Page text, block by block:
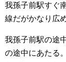
我孫子前駅すぐ
線だがかなり広
我孫子前駅の途
の途中にあたる